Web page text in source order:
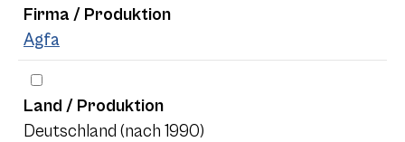
Firma / Produktion
Agfa
Land / Produktion
Deutschland (nach 1990)